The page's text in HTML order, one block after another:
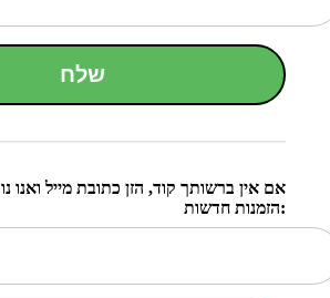
שלח
אם אין ברשותך קוד, הזן כתובת מייל ואנו
הזמנות חדשות: